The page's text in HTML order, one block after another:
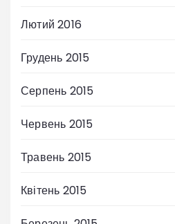
Лютий 2016
Грудень 2015
Серпень 2015
Червень 2015
Травень 2015
Квітень 2015